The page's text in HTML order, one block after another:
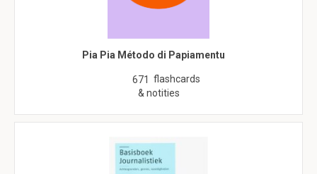
Pia Pia Método di Papiamentu
671 flashcards
& notities